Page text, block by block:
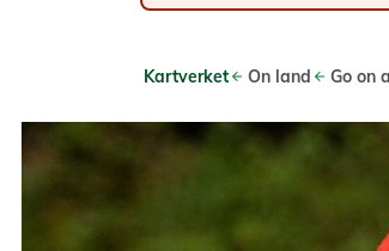
Kartverket On land Go on